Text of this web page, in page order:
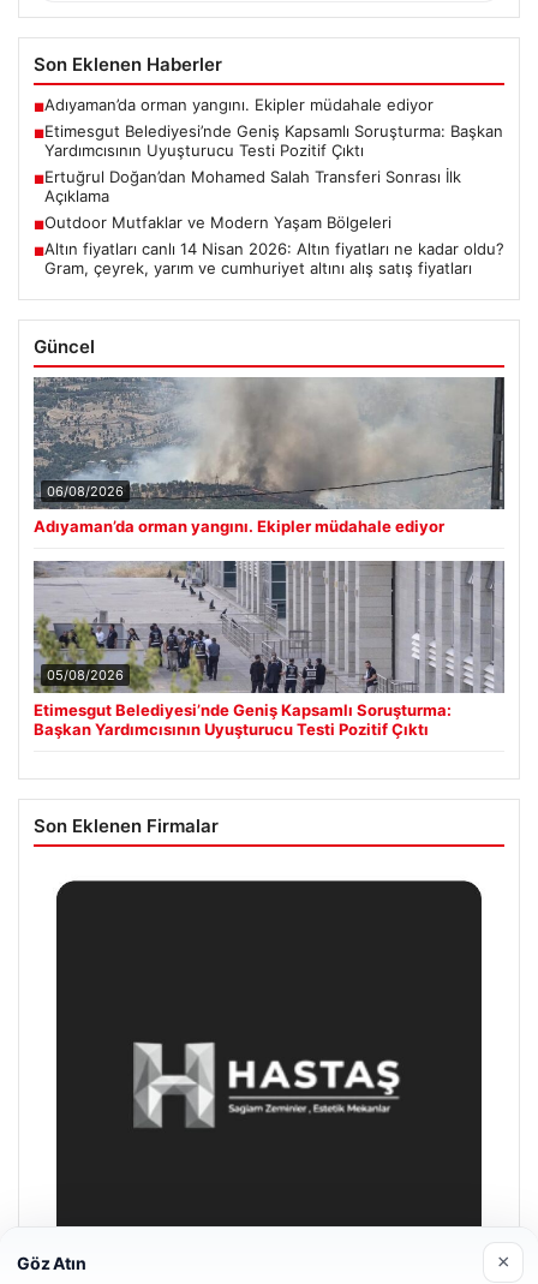
Son Eklenen Haberler
■Adıyaman’da orman yangını. Ekipler müdahale ediyor
■Etimesgut Belediyesi’nde Geniş Kapsamlı Soruşturma: Başkan
Yardımcısının Uyuşturucu Testi Pozitif Çıktı
■Ertuğrul Doğan’dan Mohamed Salah Transferi Sonrası İlk
Açıklama
■Outdoor Mutfaklar ve Modern Yaşam Bölgeleri
■Altın fiyatları canlı 14 Nisan 2026: Altın fiyatları ne kadar oldu?
Gram, çeyrek, yarım ve cumhuriyet altını alış satış fiyatları
Güncel
06/08/2026
Adıyaman’da orman yangını. Ekipler müdahale ediyor
05/08/2026
Etimesgut Belediyesi’nde Geniş Kapsamlı Soruşturma:
Başkan Yardımcısının Uyuşturucu Testi Pozitif Çıktı
Son Eklenen Firmalar
Göz Atın ×